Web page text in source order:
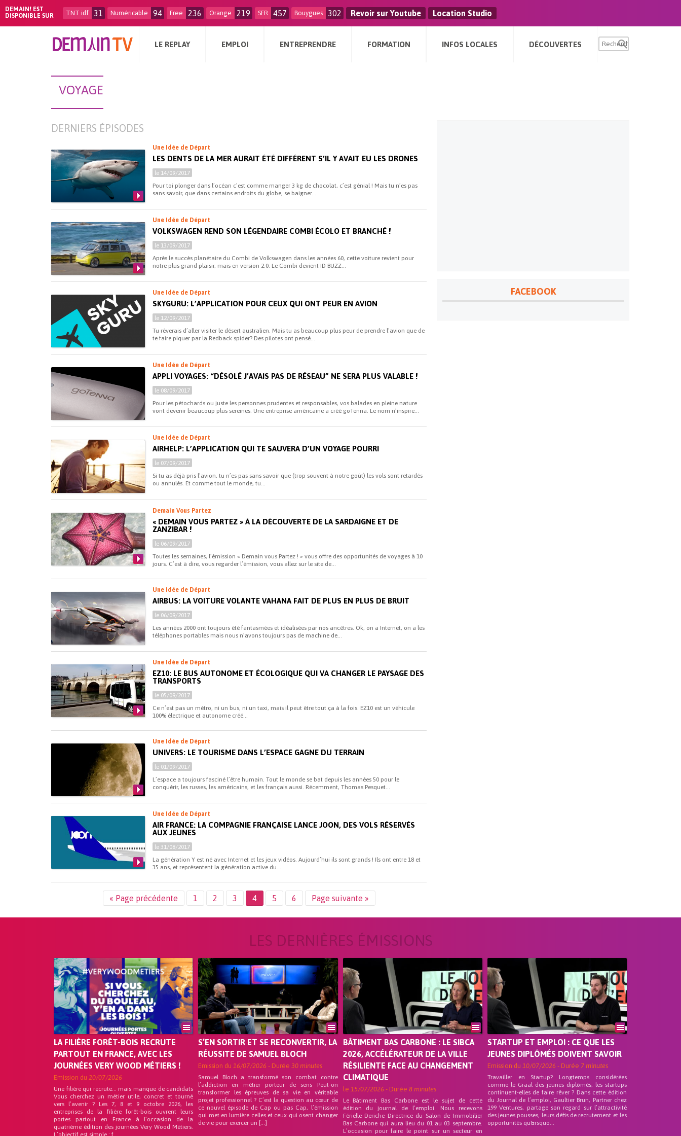
DEMAIN! EST
DISPONIBLE SUR
TNT idf 31 Numéricable 94 Free 236 Orange 219 SFR 457 Bouygues 302 Revoir sur Youtube Location Studio
LE REPLAY EMPLOI ENTREPRENDRE FORMATION INFOS LOCALES DÉCOUVERTES
VOYAGE
DERNIERS ÉPISODES
Une Idée de Départ
LES DENTS DE LA MER AURAIT ÉTÉ DIFFÉRENT S’IL Y AVAIT EU LES DRONES
le 14/09/2017
Pour toi plonger dans l’océan c’est comme manger 3 kg de chocolat, c’est génial ! Mais tu n’es pas
sans savoir, que dans certains endroits du globe, se baigner...
Une Idée de Départ
VOLKSWAGEN REND SON LÉGENDAIRE COMBI ÉCOLO ET BRANCHÉ !
le 13/09/2017
Après le succès planétaire du Combi de Volkswagen dans les années 60, cette voiture revient pour
notre plus grand plaisir, mais en version 2.0. Le Combi devient ID BUZZ...
Une Idée de Départ
SKYGURU: L’APPLICATION POUR CEUX QUI ONT PEUR EN AVION
le 12/09/2017
Tu rêverais d’aller visiter le désert australien. Mais tu as beaucoup plus peur de prendre l’avion que de
te faire piquer par la Redback spider? Des pilotes ont pensé...
Une Idée de Départ
APPLI VOYAGES: “DÉSOLÉ J’AVAIS PAS DE RÉSEAU” NE SERA PLUS VALABLE !
le 08/09/2017
Pour les pétochards ou juste les personnes prudentes et responsables, vos balades en pleine nature
vont devenir beaucoup plus sereines. Une entreprise américaine a créé goTenna. Le nom n’inspire...
Une Idée de Départ
AIRHELP: L’APPLICATION QUI TE SAUVERA D’UN VOYAGE POURRI
le 07/09/2017
Si tu as déjà pris l’avion, tu n’es pas sans savoir que (trop souvent à notre goût) les vols sont retardés
ou annulés. Et comme tout le monde, tu...
Demain Vous Partez
« DEMAIN VOUS PARTEZ » À LA DÉCOUVERTE DE LA SARDAIGNE ET DE
ZANZIBAR !
le 06/09/2017
Toutes les semaines, l’émission « Demain vous Partez ! » vous offre des opportunités de voyages à 10
jours. C’est à dire, vous regarder l’émission, vous allez sur le site de...
Une Idée de Départ
AIRBUS: LA VOITURE VOLANTE VAHANA FAIT DE PLUS EN PLUS DE BRUIT
le 06/09/2017
Les années 2000 ont toujours été fantasmées et idéalisées par nos ancêtres. Ok, on a Internet, on a les
téléphones portables mais nous n’avons toujours pas de machine de...
Une Idée de Départ
EZ10: LE BUS AUTONOME ET ÉCOLOGIQUE QUI VA CHANGER LE PAYSAGE DES
TRANSPORTS
le 05/09/2017
Ce n’est pas un métro, ni un bus, ni un taxi, mais il peut être tout ça à la fois. EZ10 est un véhicule
100% électrique et autonome créé...
Une Idée de Départ
UNIVERS: LE TOURISME DANS L’ESPACE GAGNE DU TERRAIN
le 01/09/2017
L’espace a toujours fasciné l’être humain. Tout le monde se bat depuis les années 50 pour le
conquérir, les russes, les américains, et les français aussi. Récemment, Thomas Pesquet...
Une Idée de Départ
AIR FRANCE: LA COMPAGNIE FRANÇAISE LANCE JOON, DES VOLS RÉSERVÉS
AUX JEUNES
le 31/08/2017
La génération Y est né avec Internet et les jeux vidéos. Aujourd’hui ils sont grands ! Ils ont entre 18 et
35 ans, et représentent la génération active du...
« Page précédente 1 2 3 4 5 6 Page suivante »
FACEBOOK
LES DERNIÈRES ÉMISSIONS
LA FILIÈRE FORÊT-BOIS RECRUTE
PARTOUT EN FRANCE, AVEC LES
JOURNÉES VERY WOOD MÉTIERS !
Emission du 20/07/2026
Une filière qui recrute… mais manque de candidats
Vous cherchez un métier utile, concret et tourné
vers l’avenir ? Les 7, 8 et 9 octobre 2026, les
entreprises de la filière forêt-bois ouvrent leurs
portes partout en France à l’occasion de la
quatrième édition des journées Very Wood Métiers.
L’objectif est simple : f...
S’EN SORTIR ET SE RECONVERTIR, LA
RÉUSSITE DE SAMUEL BLOCH
Emission du 16/07/2026 - Durée 30 minutes
Samuel Bloch a transformé son combat contre
l’addiction en métier porteur de sens Peut-on
transformer les épreuves de sa vie en véritable
projet professionnel ? C’est la question au cœur de
ce nouvel épisode de Cap ou pas Cap, l’émission
qui met en lumière celles et ceux qui osent changer
de vie pour exercer un […]
BÂTIMENT BAS CARBONE : LE SIBCA
2026, ACCÉLÉRATEUR DE LA VILLE
RÉSILIENTE FACE AU CHANGEMENT
CLIMATIQUE
le 15/07/2026 - Durée 8 minutes
Le Bâtiment Bas Carbone est le sujet de cette
édition du journal de l’emploi. Nous recevons
Férielle Deriche Directrice du Salon de Immobilier
Bas Carbone qui aura lieu du 01 au 03 septembre.
L’occasion pour faire le point sur un secteur en
STARTUP ET EMPLOI : CE QUE LES
JEUNES DIPLÔMÉS DOIVENT SAVOIR
Emission du 10/07/2026 - Durée 7 minutes
Travailler en Startup? Longtemps considérées
comme le Graal des jeunes diplômés, les startups
continuent-elles de faire rêver ? Dans cette édition
du Journal de l’emploi, Gaultier Brun, Partner chez
199 Ventures, partage son regard sur l’attractivité
des jeunes pousses, leurs défis de recrutement et les
opportunités qu&rsquo...